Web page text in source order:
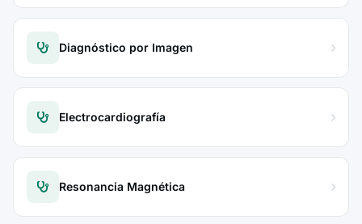
Diagnóstico por Imagen
Electrocardiografía
Resonancia Magnética